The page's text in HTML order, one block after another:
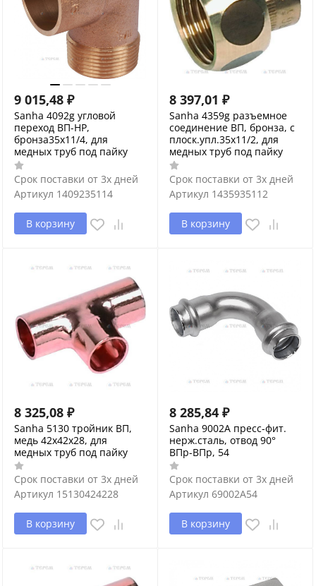
9 015,48 ₽
Sanha 4092g угловой
переход ВП-НР,
бронза35x11/4, для
медных труб под пайку
Срок поставки от 3х дней
Артикул 1409235114
В корзину
8 397,01 ₽
Sanha 4359g разъемное
соединение ВП, бронза, с
плоск.упл.35x11/2, для
медных труб под пайку
Срок поставки от 3х дней
Артикул 1435935112
В корзину
8 325,08 ₽
Sanha 5130 тройник ВП,
медь 42x42x28, для
медных труб под пайку
Срок поставки от 3х дней
Артикул 15130424228
В корзину
8 285,84 ₽
Sanha 9002A пресс-фит.
нерж.сталь, отвод 90°
ВПр-ВПр, 54
Срок поставки от 3х дней
Артикул 69002A54
В корзину